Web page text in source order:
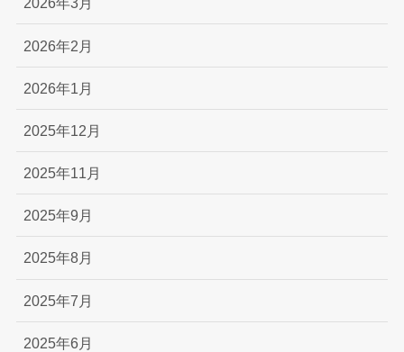
2026年2月
2026年1月
2025年12月
2025年11月
2025年9月
2025年8月
2025年7月
2025年6月